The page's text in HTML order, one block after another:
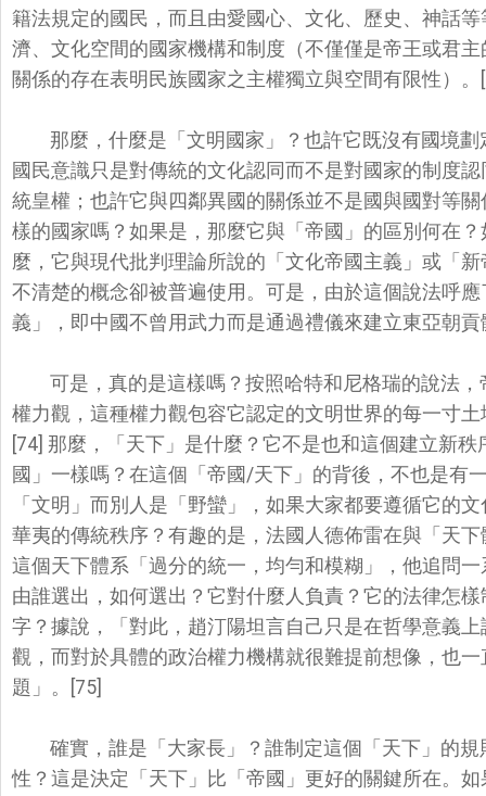
籍法規定的國民，而且由愛國心、文化、歷史、 神話等
濟、 文化空間的國家機構和制度（不僅僅是帝王或君
關係的存在表明民族國家之主權獨立與空間有限性）。
那麼，什麼是「文明國家」？也許它既沒有國境劃
國民意識只是對傳統的文化認同而不是對國家的制度認
統皇權； 也許它與四鄰異國的關係並不是國與國對等
樣的國家嗎？如果是，那麼它與「帝國」 的區別何在
麼， 它與現代批判理論所說的「文化帝國主義」或「
不清楚的概念卻被普遍使用。 可是，由於這個說法呼
義」， 即中國不曾用武力而是通過禮儀來建立東亞朝
可是，真的是這樣嗎？按照哈特和尼格瑞的說法，
權力觀， 這種權力觀包容它認定的文明世界的每一寸土
[74] 那麼，「天下」是什麼？它不是也和這個建立新秩
國」一樣嗎？在這個「帝國 /天下」的背後，不也是有
「文明」而別人是「野蠻」， 如果大家都要遵循它的
華夷的傳統秩序？有趣的是， 法國人德佈雷在與「天
這個天下體系「過分的統一，均勻和模糊」， 他追問一
由誰選出， 如何選出？它對什麼人負責？它的法律怎樣
字？據說，「對此， 趙汀陽坦言自己只是在哲學意義
觀， 而對於具體的政治權力機構就很難提前想像， 也一
題」。[75]
確實，誰是「大家長」？誰制定這個「天下」的規
性？這是決定「天下」比「 帝國」更好的關鍵所在。